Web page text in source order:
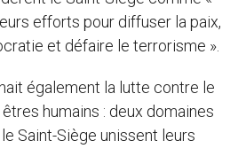
efforts pour diffuser la paix,
et défaire le terrorisme ».
également la lutte contre le
humains : deux domaines
Saint-Siège unissent leurs